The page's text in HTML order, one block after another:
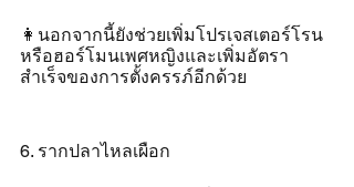
👩นอกจากนี้ยังช่วยเพิ่มโปรเจสเตอร์โรน
หรือฮอร์โมนเพศหญิงและเพิ่มอัตรา
สำเร็จของการตั้งครรภ์อีกด้วย
6. รากปลาไหลเผือก